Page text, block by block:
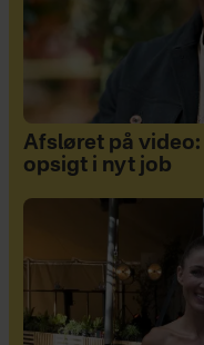
Afsløret på
opsigt i nyt job